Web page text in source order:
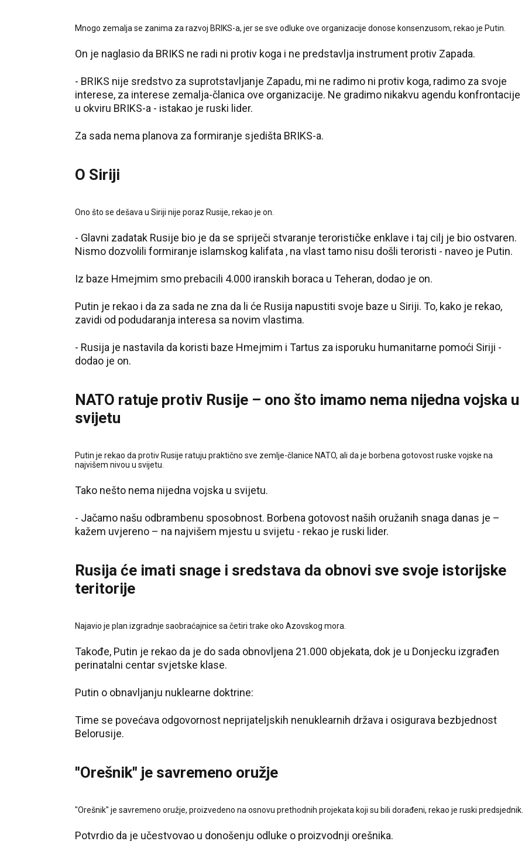
Mnogo zemalja se zanima za razvoj BRIKS-a, jer se sve odluke ove organizacije donose konsenzusom, rekao je Putin.
On je naglasio da BRIKS ne radi ni protiv koga i ne predstavlja instrument protiv Zapada.
- BRIKS nije sredstvo za suprotstavljanje Zapadu, mi ne radimo ni protiv koga, radimo za svoje
interese, za interese zemalja-članica ove organizacije. Ne gradimo nikakvu agendu konfrontacije
u okviru BRIKS-a - istakao je ruski lider.
Za sada nema planova za formiranje sjedišta BRIKS-a.
O Siriji
Ono što se dešava u Siriji nije poraz Rusije, rekao je on.
- Glavni zadatak Rusije bio je da se spriječi stvaranje terorističke enklave i taj cilj je bio ostvaren.
Nismo dozvolili formiranje islamskog kalifata , na vlast tamo nisu došli teroristi - naveo je Putin.
Iz baze Hmejmim smo prebacili 4.000 iranskih boraca u Teheran, dodao je on.
Putin je rekao i da za sada ne zna da li će Rusija napustiti svoje baze u Siriji. To, kako je rekao,
zavidi od podudaranja interesa sa novim vlastima.
- Rusija je nastavila da koristi baze Hmejmim i Tartus za isporuku humanitarne pomoći Siriji -
dodao je on.
NATO ratuje protiv Rusije – ono što imamo nema nijedna vojska u
svijetu
Putin je rekao da protiv Rusije ratuju praktično sve zemlje-članice NATO, ali da je borbena gotovost ruske vojske na
najvišem nivou u svijetu.
Tako nešto nema nijedna vojska u svijetu.
- Jačamo našu odbrambenu sposobnost. Borbena gotovost naših oružanih snaga danas je –
kažem uvjereno – na najvišem mjestu u svijetu - rekao je ruski lider.
Rusija će imati snage i sredstava da obnovi sve svoje istorijske
teritorije
Najavio je plan izgradnje saobraćajnice sa četiri trake oko Azovskog mora.
Takođe, Putin je rekao da je do sada obnovljena 21.000 objekata, dok je u Donjecku izgrađen
perinatalni centar svjetske klase.
Putin o obnavljanju nuklearne doktrine:
Time se povećava odgovornost neprijateljskih nenuklearnih država i osigurava bezbjednost
Belorusije.
"Orešnik" je savremeno oružje
"Orešnik" je savremeno oružje, proizvedeno na osnovu prethodnih projekata koji su bili dorađeni, rekao je ruski predsjednik.
Potvrdio da je učestvovao u donošenju odluke o proizvodnji orešnika.